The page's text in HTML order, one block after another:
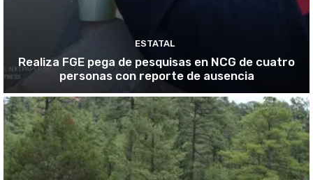
ESTATAL
Realiza FGE pega de pesquisas en NCG de cuatro
personas con reporte de ausencia